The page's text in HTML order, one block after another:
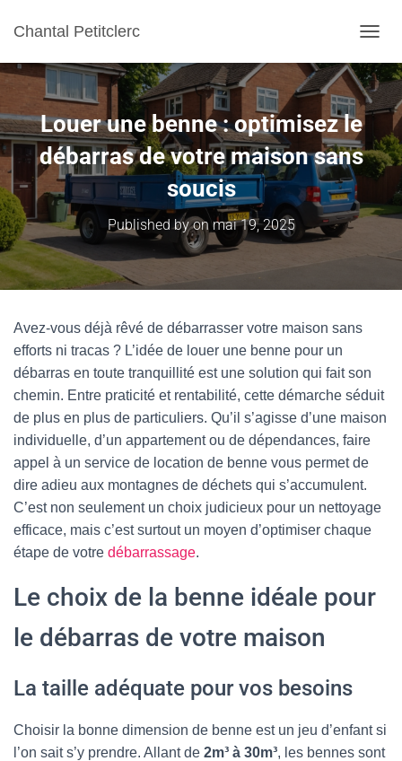
Chantal Petitclerc
Louer une benne : optimisez le
débarras de votre maison sans
soucis
Published byonmai 19, 2025
Avez-vous déjà rêvé de débarrasser votre maison sans
efforts ni tracas ? L’idée de louer une benne pour un
débarras en toute tranquillité est une solution qui fait son
chemin. Entre praticité et rentabilité, cette démarche séduit
de plus en plus de particuliers. Qu’il s’agisse d’une maison
individuelle, d’un appartement ou de dépendances, faire
appel à un service de location de benne vous permet de
dire adieu aux montagnes de déchets qui s’accumulent.
C’est non seulement un choix judicieux pour un nettoyage
efficace, mais c’est surtout un moyen d’optimiser chaque
étape de votre débarrassage.
Le choix de la benne idéale pour
le débarras de votre maison
La taille adéquate pour vos besoins
Choisir la bonne dimension de benne est un jeu d’enfant si
l’on sait s’y prendre. Allant de 2m³ à 30m³, les bennes sont